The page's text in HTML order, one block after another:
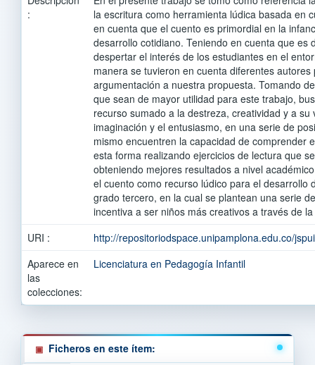
:
la escritura como herramienta lúdica basada en
en cuenta que el cuento es primordial en la
desarrollo cotidiano. Teniendo en cuenta que es
despertar el interés de los estudiantes en el
manera se tuvieron en cuenta diferentes
argumentación a nuestra propuesta. Tomando
que sean de mayor utilidad para este trabajo,
recurso sumado a la destreza, creatividad y a
imaginación y el entusiasmo, en una serie de
mismo encuentren la capacidad de comprender
esta forma realizando ejercicios de lectura que
obteniendo mejores resultados a nivel
el cuento como recurso lúdico para el desarrollo
grado tercero, en la cual se plantean una serie
incentiva a ser niños más creativos a través de
URI :
http://repositoriodspace.unipamplona.edu.co/
Aparece en
las
colecciones:
Licenciatura en Pedagogía Infantil
Ficheros en este ítem: